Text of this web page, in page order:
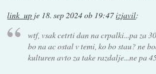
link_up je 18. sep 2024 ob 19:47izjavil:
wtf, vsak cetrti dan na crpalki...pa za
bo na ac ostal v temi, ko bo stau? ne
kulturen avto za take razdalje...ne pa